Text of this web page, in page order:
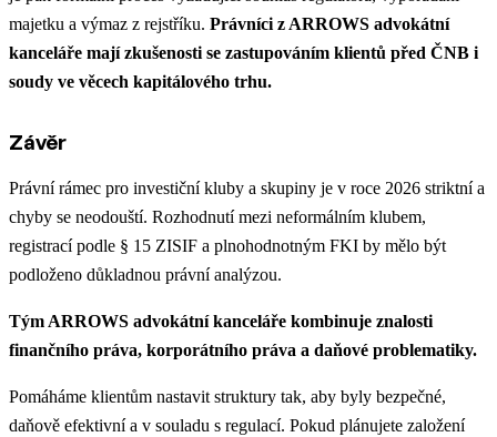
majetku a výmaz z rejstříku. Právníci z ARROWS advokátní
kanceláře mají zkušenosti se zastupováním klientů před ČNB i
soudy ve věcech kapitálového trhu.
Závěr
Právní rámec pro investiční kluby a skupiny je v roce 2026 striktní a
chyby se neodouští. Rozhodnutí mezi neformálním klubem,
registrací podle § 15 ZISIF a plnohodnotným FKI by mělo být
podloženo důkladnou právní analýzou.
Tým ARROWS advokátní kanceláře kombinuje znalosti
finančního práva, korporátního práva a daňové problematiky.
Pomáháme klientům nastavit struktury tak, aby byly bezpečné,
daňově efektivní a v souladu s regulací. Pokud plánujete založení